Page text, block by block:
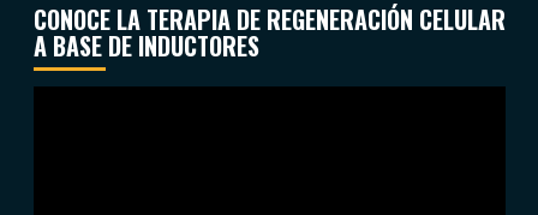
CONOCE LA TERAPIA DE REGENERACIÓN CELULAR
A BASE DE INDUCTORES